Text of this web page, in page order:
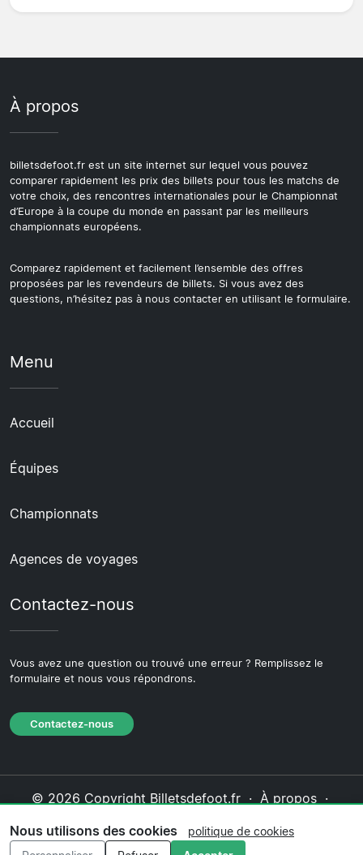
À propos
billetsdefoot.fr est un site internet sur lequel vous pouvez
comparer rapidement les prix des billets pour tous les matchs de
votre choix, des rencontres internationales pour le Championnat
d’Europe à la coupe du monde en passant par les meilleurs
championnats européens.
Comparez rapidement et facilement l’ensemble des offres
proposées par les revendeurs de billets. Si vous avez des
questions, n’hésitez pas à nous contacter en utilisant le formulaire.
Menu
Accueil
Équipes
Championnats
Agences de voyages
Contactez-nous
Vous avez une question ou trouvé une erreur ? Remplissez le
formulaire et nous vous répondrons.
Contactez-nous
© 2026 Copyright Billetsdefoot.fr · À propos·
Politique de cookies·Politique éditoriale
Nous utilisons des cookies
politique de cookies